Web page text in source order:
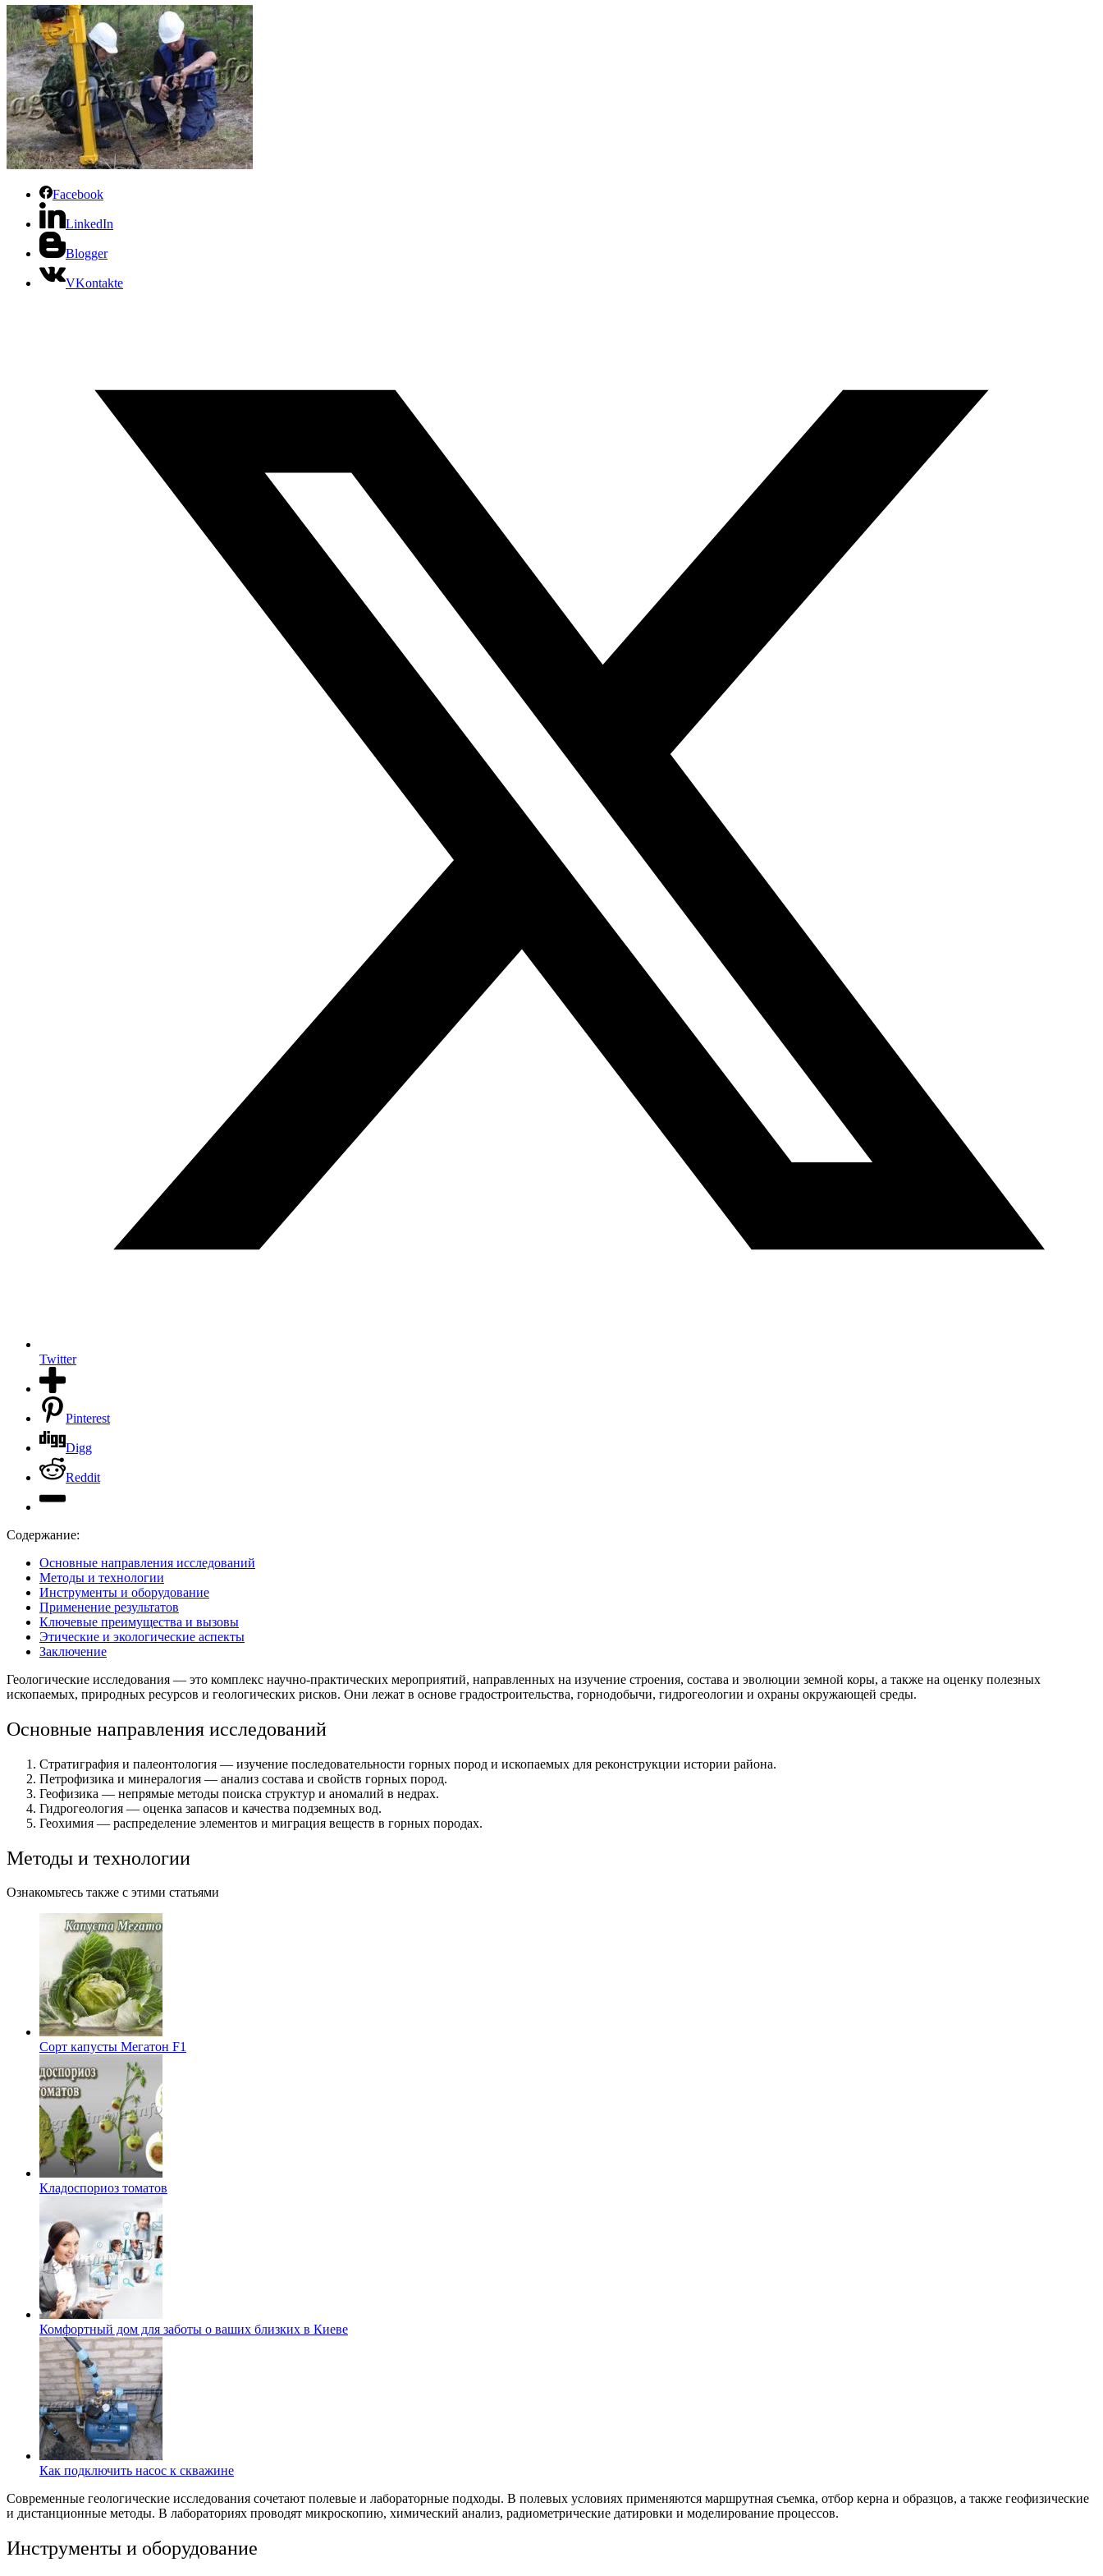
Facebook
LinkedIn
Blogger
VKontakte
Twitter
Pinterest
Digg
Reddit
Содержание:
Основные направления исследований
Методы и технологии
Инструменты и оборудование
Применение результатов
Ключевые преимущества и вызовы
Этические и экологические аспекты
Заключение
Геологические исследования — это комплекс научно-практических мероприятий, направленных на изучение строения, состава и эволюции земной коры, а также на оценку полезных
ископаемых, природных ресурсов и геологических рисков. Они лежат в основе градостроительства, горнодобычи, гидрогеологии и охраны окружающей среды.
Основные направления исследований
Стратиграфия и палеонтология — изучение последовательности горных пород и ископаемых для реконструкции истории района.
Петрофизика и минералогия — анализ состава и свойств горных пород.
Геофизика — непрямые методы поиска структур и аномалий в недрах.
Гидрогеология — оценка запасов и качества подземных вод.
Геохимия — распределение элементов и миграция веществ в горных породах.
Методы и технологии
Ознакомьтесь также с этими статьями
Сорт капусты Мегатон F1
Кладоспориоз томатов
Комфортный дом для заботы о ваших близких в Киеве
Как подключить насос к скважине
Современные геологические исследования сочетают полевые и лабораторные подходы. В полевых условиях применяются маршрутная съемка, отбор керна и образцов, а также геофизические
и дистанционные методы. В лабораториях проводят микроскопию, химический анализ, радиометрические датировки и моделирование процессов.
Инструменты и оборудование